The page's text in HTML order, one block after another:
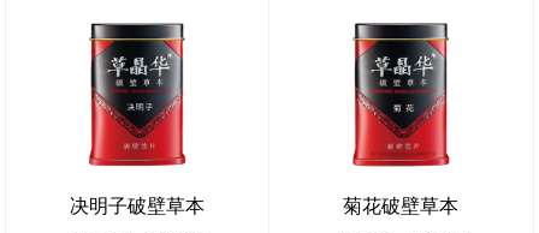
决明子破壁草本 菊花破壁草本